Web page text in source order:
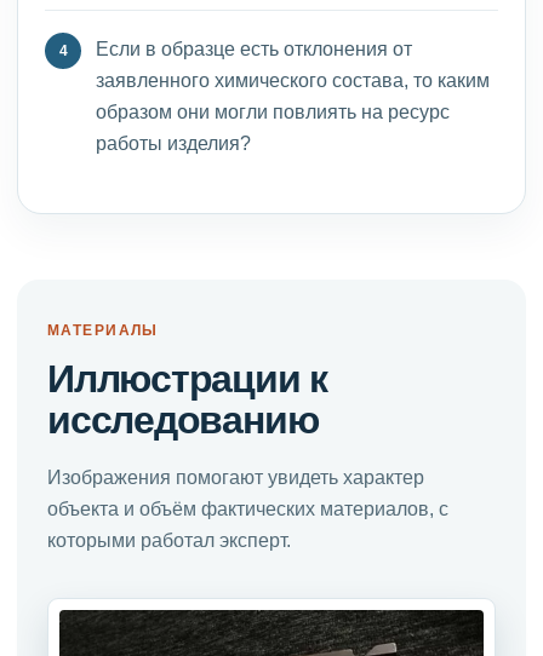
Если в образце есть отклонения от
заявленного химического состава, то каким
образом они могли повлиять на ресурс
работы изделия?
МАТЕРИАЛЫ
Иллюстрации к
исследованию
Изображения помогают увидеть характер
объекта и объём фактических материалов, с
которыми работал эксперт.